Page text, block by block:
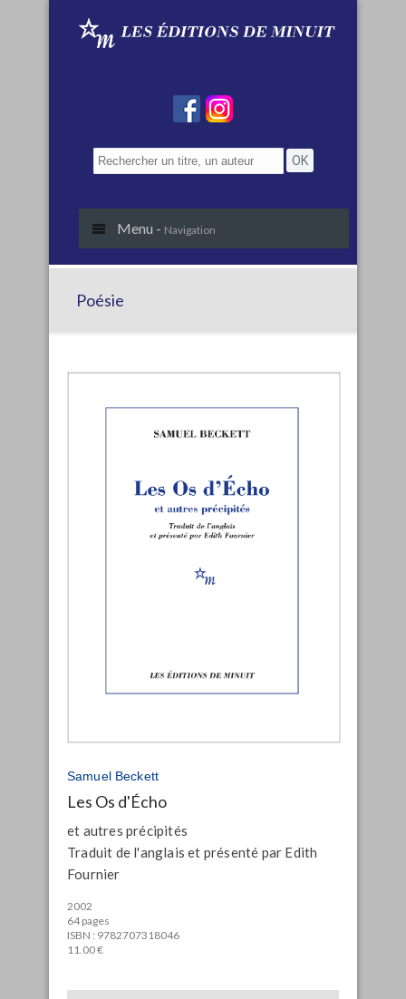
Menu - Navigation
Poésie
Samuel Beckett
Les Os d'Écho
et autres précipités
Traduit de l'anglais et présenté par Edith
Fournier
2002
64 pages
ISBN : 9782707318046
11.00 €